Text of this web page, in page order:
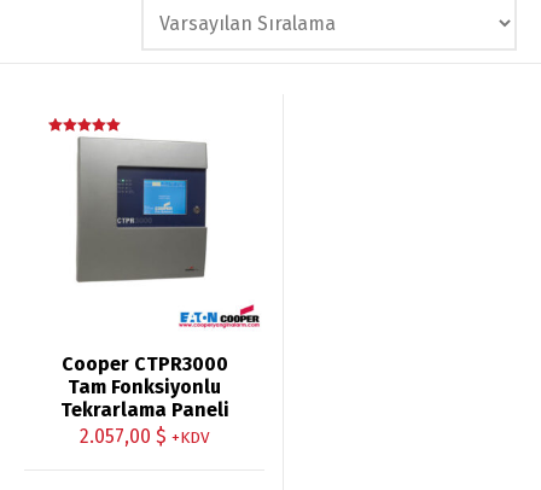
Cooper CTPR3000
Tam Fonksiyonlu
Tekrarlama Paneli
2.057,00 $ +KDV